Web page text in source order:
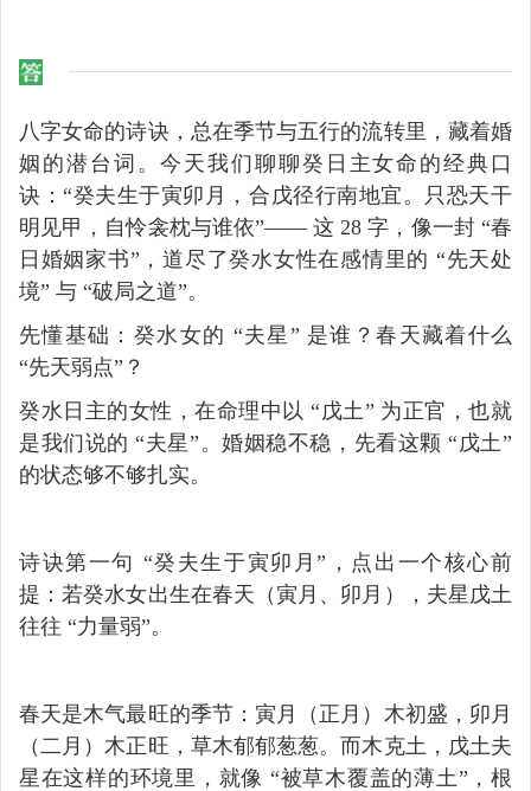
八字女命的诗诀，总在季节与五行的流转里，藏着婚
姻的潜台词。今天我们聊聊癸日主女命的经典口
诀：“癸夫生于寅卯月，合戊径行南地宜。只恐天干
明见甲，自怜衾枕与谁依”—— 这 28 字，像一封 “春
日婚姻家书”，道尽了癸水女性在感情里的 “先天处
境” 与 “破局之道”。
先懂基础：癸水女的 “夫星” 是谁？春天藏着什么
“先天弱点”？
癸水日主的女性，在命理中以 “戊土” 为正官，也就
是我们说的 “夫星”。婚姻稳不稳，先看这颗 “戊土”
的状态够不够扎实。
诗诀第一句 “癸夫生于寅卯月”，点出一个核心前
提：若癸水女出生在春天（寅月、卯月），夫星戊土
往往 “力量弱”。
春天是木气最旺的季节：寅月（正月）木初盛，卯月
（二月）木正旺，草木郁郁葱葱。而木克土，戊土夫
星在这样的环境里，就像 “被草木覆盖的薄土”，根